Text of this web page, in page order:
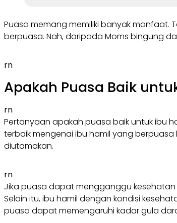
Puasa memang memiliki banyak manfaat.
berpuasa. Nah, daripada Moms bingung
rn
Apakah Puasa Baik
rn
Pertanyaan apakah puasa baik untuk ibu
terbaik mengenai ibu hamil yang
diutamakan.
rn
Jika puasa dapat mengganggu kesehatan
Selain itu, ibu hamil dengan kondisi
puasa dapat memengaruhi kadar gula